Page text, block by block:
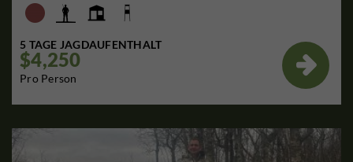
5 TAGE JAGDAUFENTHALT
$4,250
Pro Person
